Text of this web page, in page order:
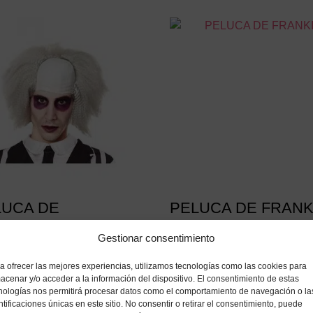
Gestionar consentimiento
ofrecer las mejores experiencias, utilizamos tecnologías como las cookies para
y/o acceder a la información del dispositivo. El consentimiento de estas
nos permitirá procesar datos como el comportamiento de navegación o
únicas en este sitio. No consentir o retirar el consentimiento, puede
DE
PHANTOM
a mi lista de deseos
PELUCA DE
4,90€ IVA incluido
Añadir a mi lista de